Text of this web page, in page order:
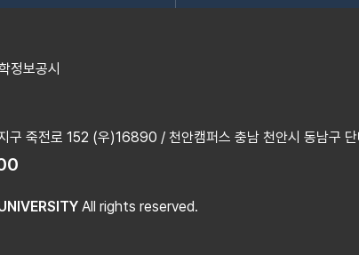
정보공시
구 죽전로 152 (우)16890 / 천안캠퍼스 충남 천안시 동남구
All rights reserved.